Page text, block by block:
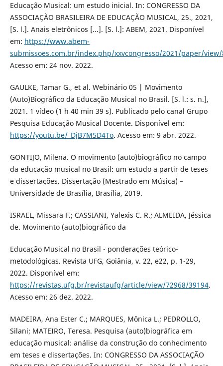
Educação Musical: um estudo inicial. In: CONGRESSO DA
ASSOCIAÇÃO BRASILEIRA DE EDUCAÇÃO MUSICAL, 25., 2021,
[S. l.]. Anais eletrônicos [...]. [S. l.]: ABEM, 2021. Disponível
em: https://www.abem-
submissoes.com.br/index.php/xxvcongresso/2021/paper/view/
Acesso em: 24 nov. 2022.
GAULKE, Tamar G., et al. Webinário 05 | Movimento
(Auto)Biográfico da Educação Musical no Brasil. [S. l.: s. n.],
2021. 1 vídeo (1 h 40 min 39 s). Publicado pelo canal Grupo
Pesquisa Educação Musical Docente. Disponível em:
https://youtu.be/_DjB7M5D4To. Acesso em: 9 abr. 2022.
GONTIJO, Milena. O movimento (auto)biográfico no campo
da educação musical no Brasil: um estudo a partir de teses
e dissertações. Dissertação (Mestrado em Música) –
Universidade de Brasília, Brasília, 2019.
ISRAEL, Missara F.; CASSIANI, Yalexis C. R.; ALMEIDA, Jéssica
de. Movimento (auto)biográfico da
Educação Musical no Brasil - ponderações teórico-
metodológicas. Revista UFG, Goiânia, v. 22, e22, p. 1-29,
2022. Disponível em:
https://revistas.ufg.br/revistaufg/article/view/72968/39194.
Acesso em: 26 dez. 2022.
MADEIRA, Ana Ester C.; MARQUES, Mônica L.; PEDROLLO,
Silani; MATEIRO, Teresa. Pesquisa (auto)biográfica em
educação musical: análise da construção do conhecimento
em teses e dissertações. In: CONGRESSO DA ASSOCIAÇÃO